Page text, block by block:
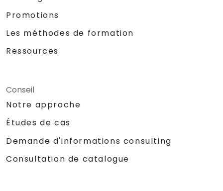
Promotions
Les méthodes de formation
Ressources
Conseil
Notre approche
Études de cas
Demande d'informations consulting
Consultation de catalogue